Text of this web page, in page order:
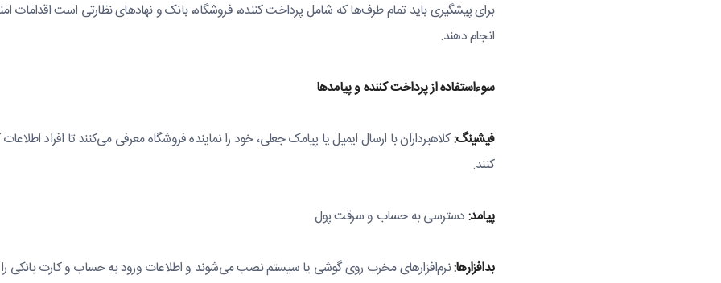
برای پیشگیری باید تمام طرف‌ها که شامل پرداخت کننده، فروشگاه‌، بانک‌ و نهادهای نظارتی است
انجام دهند.
سوءاستفاده از پرداخت کننده و پیامدها
فیشینگ:کلاهبرداران با ارسال ایمیل یا پیامک جعلی، خود را نماینده فروشگاه معرفی می‌کنند تا افراد
کنند.
پیامد:دسترسی به حساب و سرقت پول
بدافزارها:نرم‌افزارهای مخرب روی گوشی یا سیستم نصب می‌شوند و اطلاعات ورود به حساب و کارت بانکی